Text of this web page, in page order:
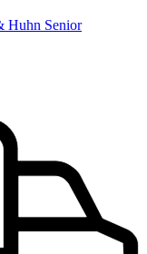
Huhn Senior